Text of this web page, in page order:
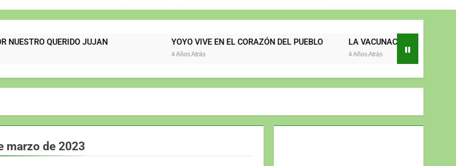
UNIDOS TRABAJANDO POR NUESTRO QUERIDO JUJAN
NUESTRO QUERIDO JUJAN YOYO VIVE EN EL CORAZÓN DEL PUEBLO LA VACUNACIÓN CONTINÚA Y LLEGA
marzo de 2023